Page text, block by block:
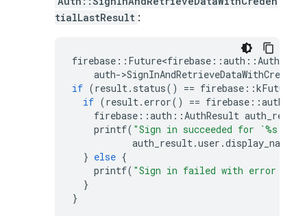
tialLastResult :
firebase :: Future<firebase ::auth ::
auth->
if (result. status() == firebase ::
if (result. error() == firebase ::auth
firebase ::auth ::AuthResult auth_result
printf( "Sign in succeeded for `%s`
auth_result.user .display_name
} else {
printf( "Sign in failed with error '%s'
}
}